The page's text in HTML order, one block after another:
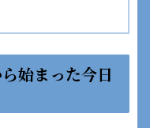
始まった今日